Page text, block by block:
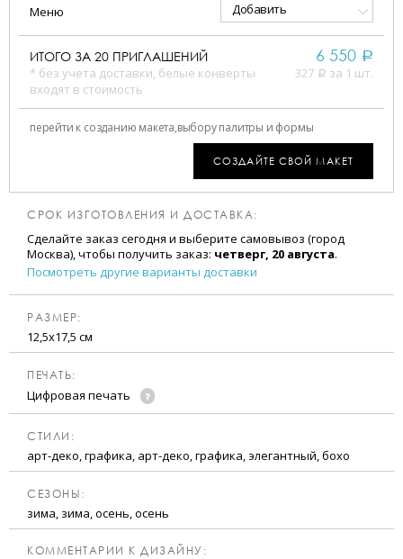
Меню Добавить
ИТОГО ЗА 20 ПРИГЛАШЕНИЙ
* без учета доставки, белые конверты
входят в стоимость
6 550 a
327 a за 1 шт.
перейти к созданию макета,выбору палитры и формы
СОЗДАЙТЕ СВОЙ МАКЕТ
СРОК ИЗГОТОВЛЕНИЯ И ДОСТАВКА:
Сделайте заказ сегодня и выберите самовывоз (город
Москва), чтобы получить заказ: четверг, 20 августа.
Посмотреть другие варианты доставки
РАЗМЕР:
12,5х17,5 см
ПЕЧАТЬ:
Цифровая печать
CТИЛИ:
арт-деко, графика, арт-деко, графика, элегантный, бохо
CЕЗОНЫ:
зима, зима, осень, осень
КОММЕНТАРИИ К ДИЗАЙНУ: